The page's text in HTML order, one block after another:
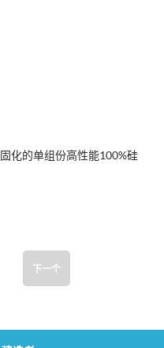
化的单组份高性能100%硅
下一个